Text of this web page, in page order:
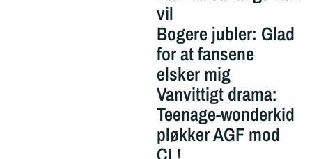
vil
Bogere jubler: Glad
for at fansene
elsker mig
Vanvittigt drama:
Teenage-wonderkid
pløkker AGF mod